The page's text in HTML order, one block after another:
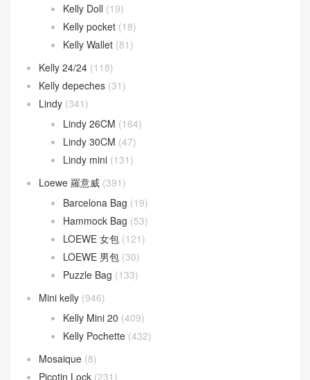
Kelly Doll (19)
Kelly pocket (18)
Kelly Wallet (81)
Kelly 24/24 (118)
Kelly depeches (31)
Lindy (341)
Lindy 26CM (164)
Lindy 30CM (47)
Lindy mini (131)
Loewe 羅意威 (391)
Barcelona Bag (19)
Hammock Bag (53)
LOEWE 女包 (121)
LOEWE 男包 (30)
Puzzle Bag (133)
Mini kelly (946)
Kelly Mini 20 (409)
Kelly Pochette (432)
Mosaique (8)
Picotin Lock (231)